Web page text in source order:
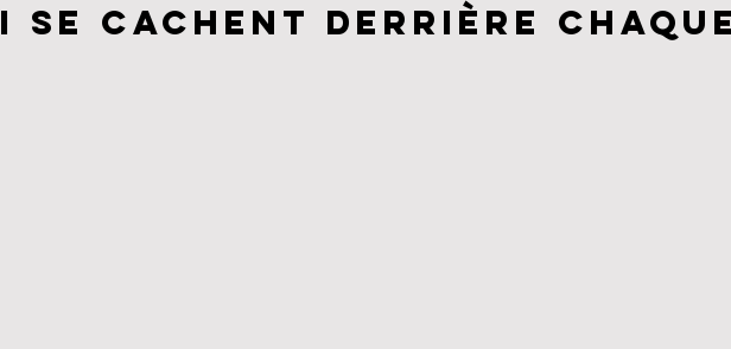
cachent derrière chaque